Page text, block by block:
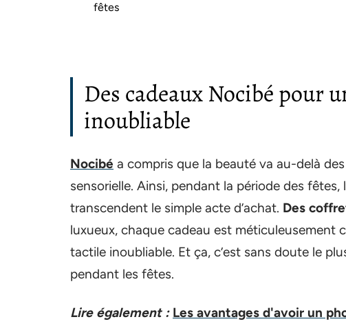
fêtes
Des cadeaux Nocibé pour
inoubliable
Nocibé a compris que la beauté va au-delà
sensorielle. Ainsi, pendant la période des
transcendent le simple acte d’achat. Des
luxueux, chaque cadeau est
tactile inoubliable. Et ça, c’est sans doute le
pendant les fêtes.
Lire également : Les avantages d'avoir un